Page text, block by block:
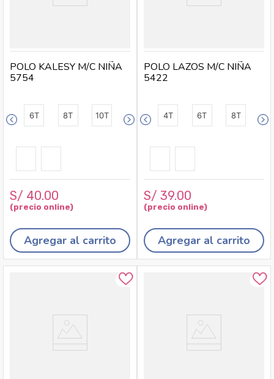
6T 8T 10T
POLO KALESY M/C NIÑA
5754
S/ 40.00
Agregar al carrito
4T 6T 8T
POLO LAZOS M/C NIÑA
5422
S/ 39.00
Agregar al carrito